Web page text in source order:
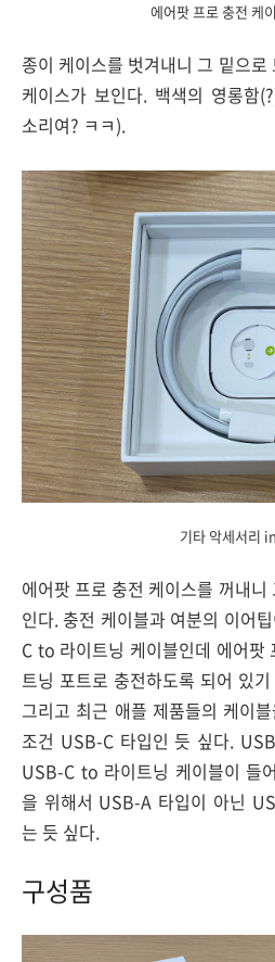
에어팟 프로 충전 케
종이 케이스를 벗겨내니 그 밑으로
케이스가 보인다. 백색의 영롱함
소리여? ㅋㅋ).
기타 악세서리
에어팟 프로 충전 케이스를 꺼내
인다. 충전 케이블과 여분의 이어
C to 라이트닝 케이블인데 에어팟
트닝 포트로 충전하도록 되어 있
그리고 최근 애플 제품들의 케이
조건 USB-C 타입인 듯 싶다.
USB-C to 라이트닝 케이블이 들
을 위해서 USB-A 타입이 아닌
는 듯 싶다.
구성품